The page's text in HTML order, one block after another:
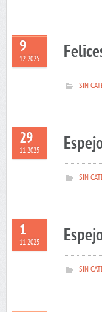
9
12 2025
SIN
29
11 2025
SIN
1
11 2025
SIN